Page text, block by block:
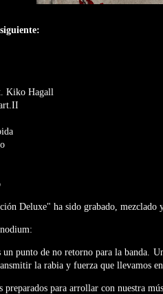
Kiko Hagall
Deluxe" ha sido grabado, mezclado
un punto de no retorno para la banda.
la rabia y fuerza que llevamos
preparados para arrollar con nuestra